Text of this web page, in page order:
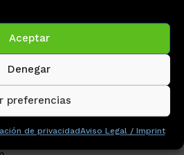
Aceptar
Denegar
preferencias
de privacidadAviso Legal / Imprint
55